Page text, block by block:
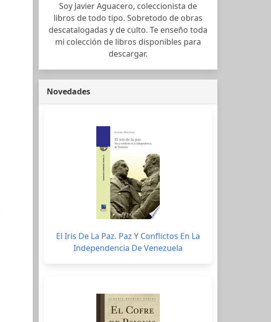
Soy Javier Aguacero, coleccionista de
libros de todo tipo. Sobretodo de obras
descatalogadas y de culto. Te enseño toda
mi colección de libros disponibles para
descargar.
Novedades
El Iris De La Paz. Paz Y Conflictos En La
Independencia De Venezuela